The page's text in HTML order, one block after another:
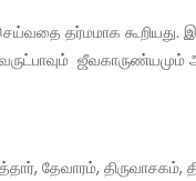
ஜீவகாருண்யமும்